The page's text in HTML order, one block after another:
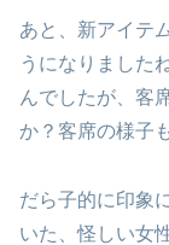
あと、新アイテ
うになりました
んでしたが、客
か？客席の様子
だら子的に印象
いた、怪しい女